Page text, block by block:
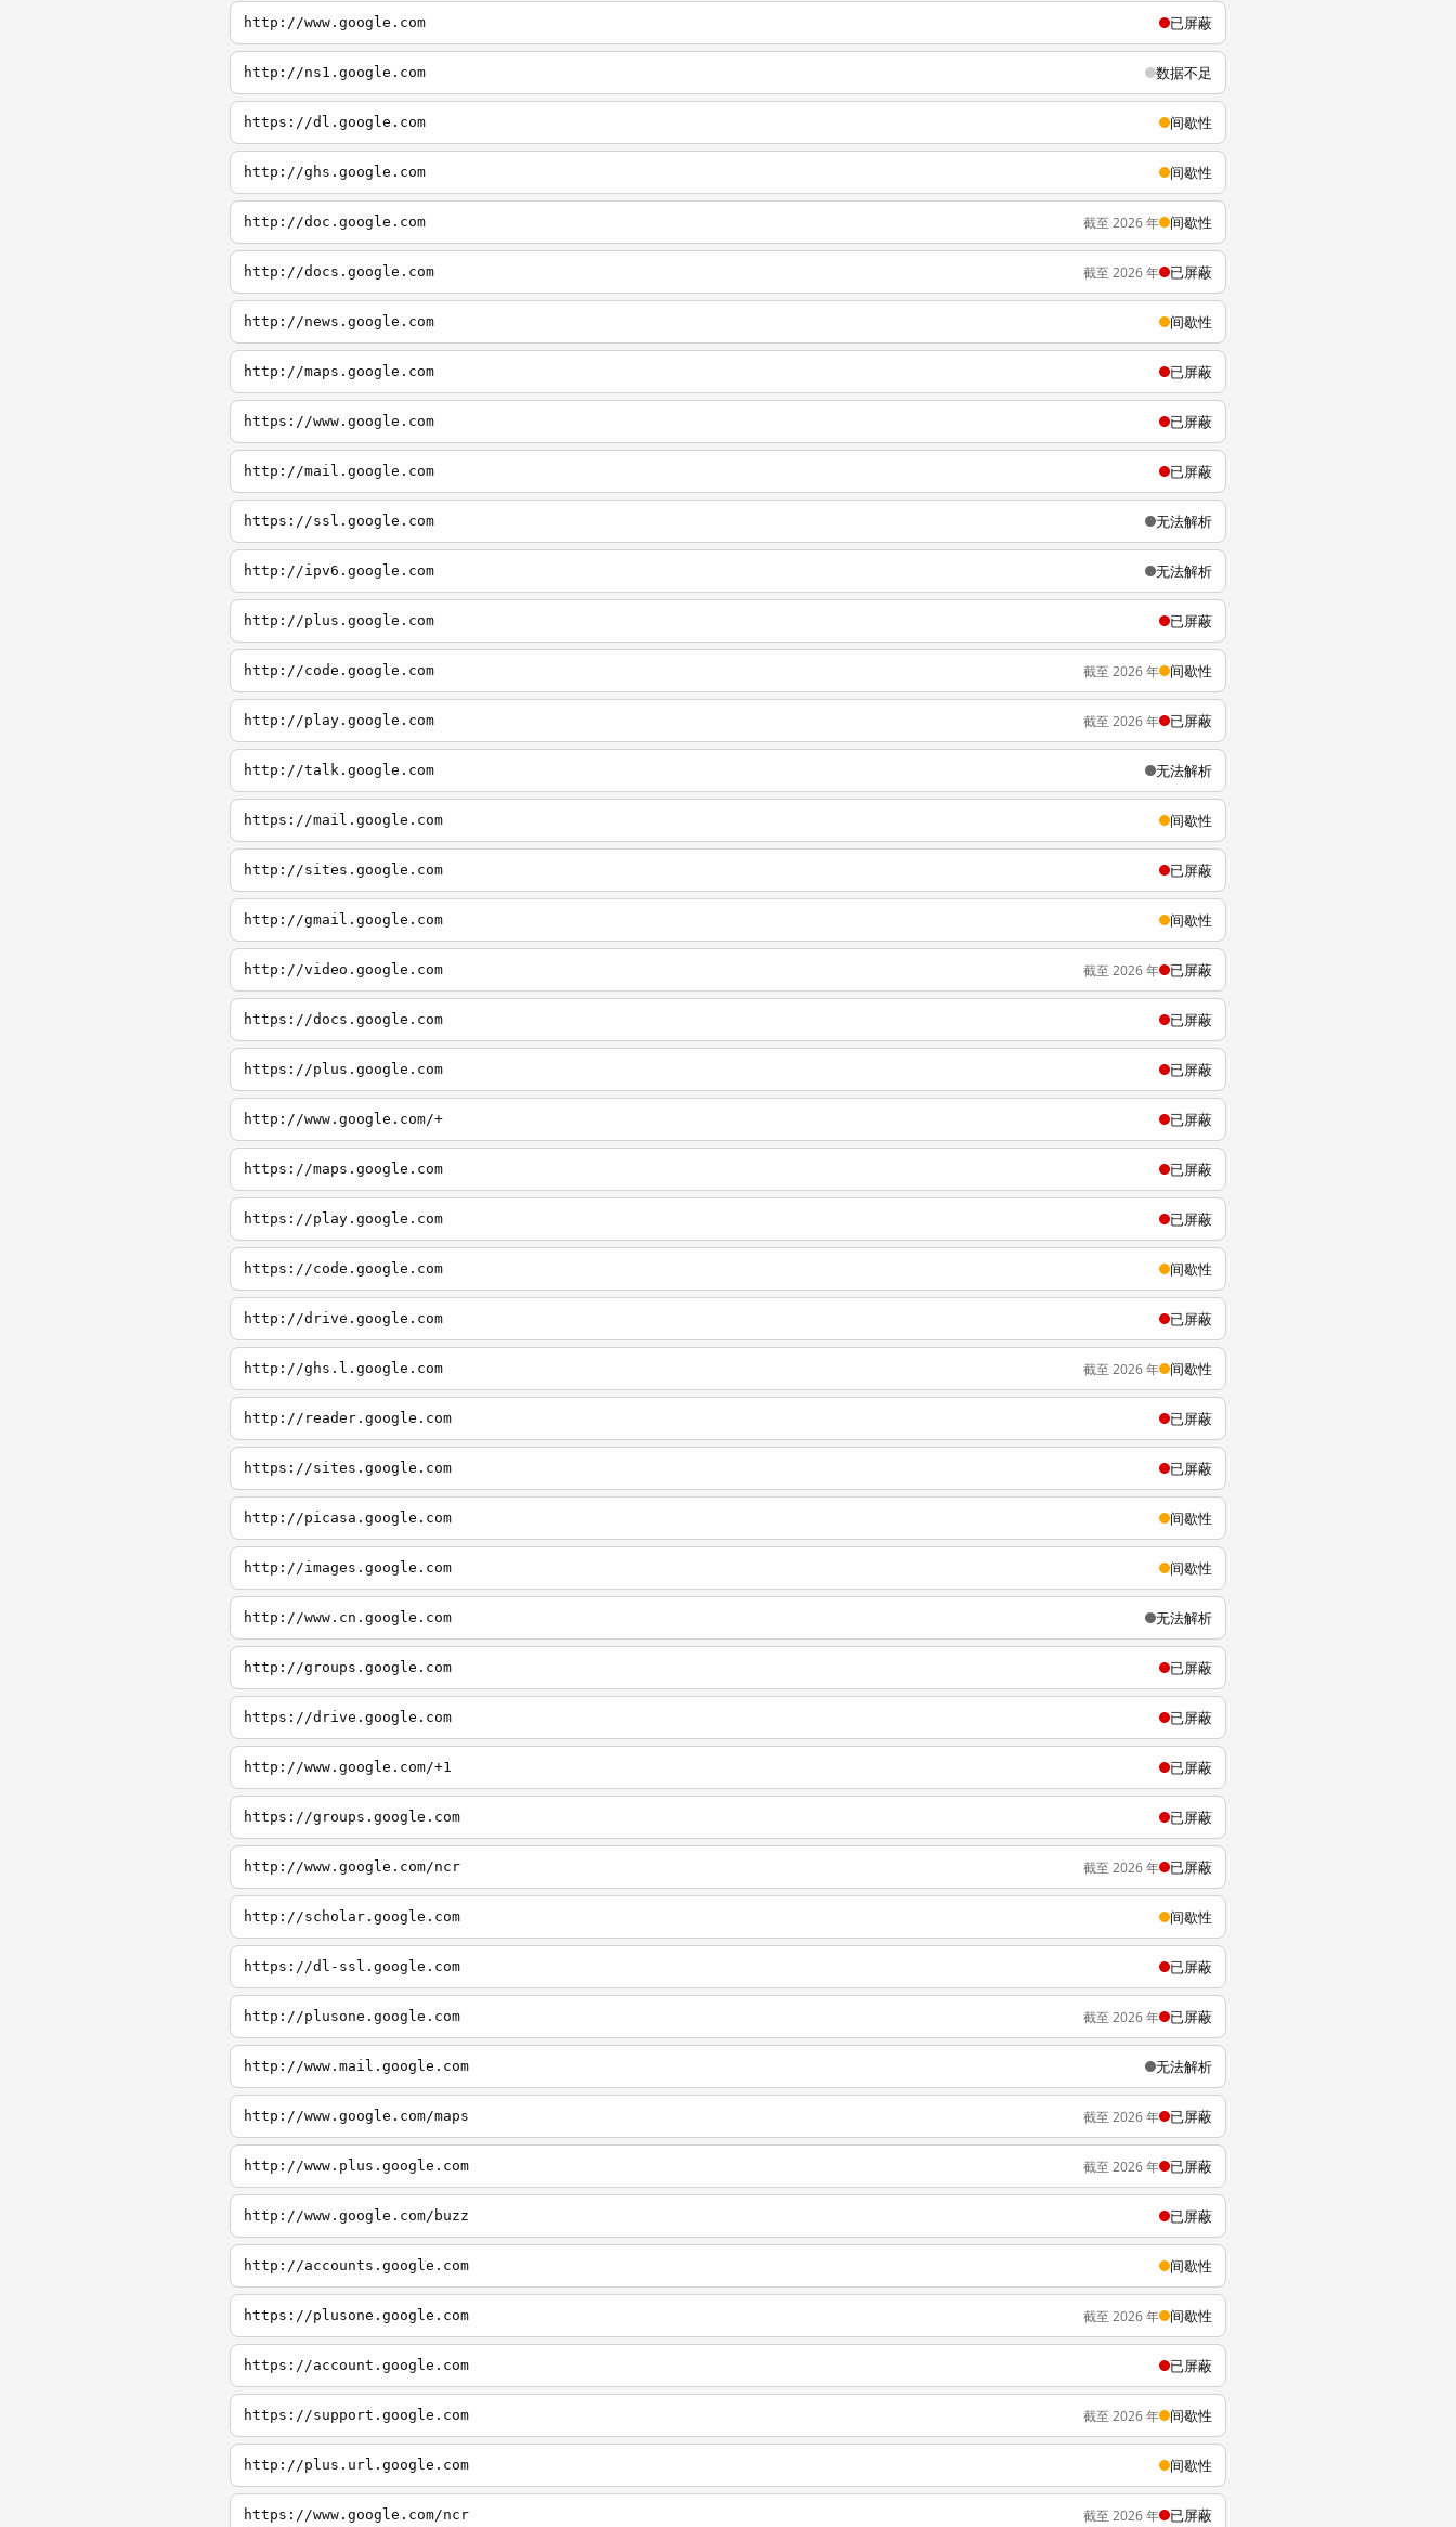
http://www.google.com 已屏蔽
http://ns1.google.com 数据不足
https://dl.google.com 间歇性
http://ghs.google.com 间歇性
http://doc.google.com 截至 2026 年 间歇性
http://docs.google.com 截至 2026 年 已屏蔽
http://news.google.com 间歇性
http://maps.google.com 已屏蔽
https://www.google.com 已屏蔽
http://mail.google.com 已屏蔽
https://ssl.google.com 无法解析
http://ipv6.google.com 无法解析
http://plus.google.com 已屏蔽
http://code.google.com 截至 2026 年 间歇性
http://play.google.com 截至 2026 年 已屏蔽
http://talk.google.com 无法解析
https://mail.google.com 间歇性
http://sites.google.com 已屏蔽
http://gmail.google.com 间歇性
http://video.google.com 截至 2026 年 已屏蔽
https://docs.google.com 已屏蔽
https://plus.google.com 已屏蔽
http://www.google.com/+ 已屏蔽
https://maps.google.com 已屏蔽
https://play.google.com 已屏蔽
https://code.google.com 间歇性
http://drive.google.com 已屏蔽
http://ghs.l.google.com 截至 2026 年 间歇性
http://reader.google.com 已屏蔽
https://sites.google.com 已屏蔽
http://picasa.google.com 间歇性
http://images.google.com 间歇性
http://www.cn.google.com 无法解析
http://groups.google.com 已屏蔽
https://drive.google.com 已屏蔽
http://www.google.com/+1 已屏蔽
https://groups.google.com 已屏蔽
http://www.google.com/ncr 截至 2026 年 已屏蔽
http://scholar.google.com 间歇性
https://dl-ssl.google.com 已屏蔽
http://plusone.google.com 截至 2026 年 已屏蔽
http://www.mail.google.com 无法解析
http://www.google.com/maps 截至 2026 年 已屏蔽
http://www.plus.google.com 截至 2026 年 已屏蔽
http://www.google.com/buzz 已屏蔽
http://accounts.google.com 间歇性
https://plusone.google.com 截至 2026 年 间歇性
https://account.google.com 已屏蔽
https://support.google.com 截至 2026 年 间歇性
http://plus.url.google.com 间歇性
https://www.google.com/ncr 截至 2026 年 已屏蔽